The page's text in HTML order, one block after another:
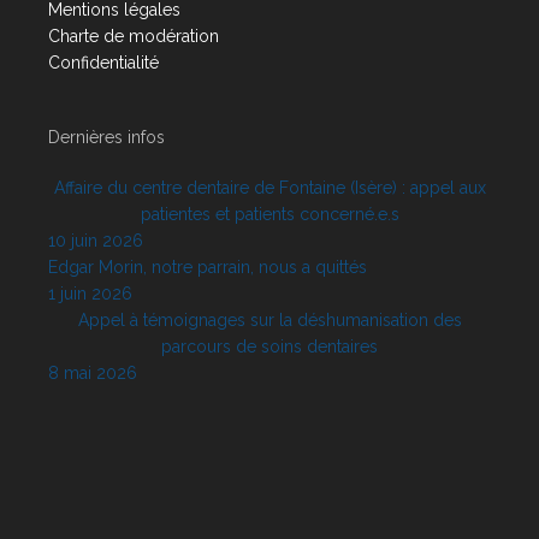
Mentions légales
Charte de modération
Confidentialité
Dernières infos
Affaire du centre dentaire de Fontaine (Isère) : appel aux
patientes et patients concerné.e.s
10 juin 2026
Edgar Morin, notre parrain, nous a quittés
1 juin 2026
Appel à témoignages sur la déshumanisation des
parcours de soins dentaires
8 mai 2026